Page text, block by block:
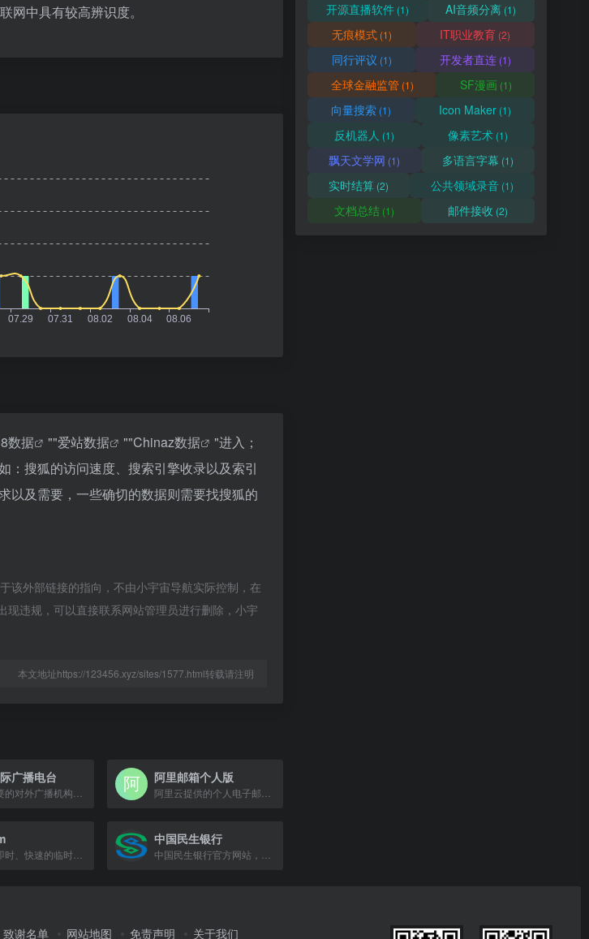
网中具有较高辨识度。
数据 ""爱站数据 ""Chinaz数据
"进入；
：搜狐的访问速度、搜索引擎收录以及索引
以及需要，一些确切的数据则需要找搜狐的
该外部链接的指向，不由小宇宙导航实际控制，在
违规，可以直接联系网站管理员进行删除，小宇
本文地址https://123456.xyz/sites/1577.html转载请注明
广播电台 阿里邮箱个人版
安全、即时、快速的临时电子邮件服务，保护个人邮箱免受垃圾邮件。
中国民生银行
开源直播软件(1) AI音频分离 (1)
无痕模式(1) IT职业教育 (2)
同行评议 (1) 开发者直连(1)
全球金融监管 (1) SF漫画(1)
向量搜索 (1) Icon Maker(1)
反机器人 (1) 像素艺术 (1)
飘天文学网 (1) 多语言字幕 (1)
实时结算 (2) 公共领域录音 (1)
文档总结 (1) 邮件接收 (2)
致谢名单 网站地图 免责声明 关于我们